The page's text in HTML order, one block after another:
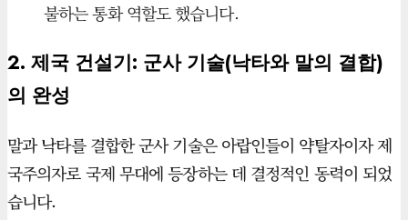
불하는 통화 역할도 했습니다.
2. 제국 건설기: 군사 기술(낙타와 말의 결합)
의 완성
말과 낙타를 결합한 군사 기술은 아랍인들이 약탈자이자 제
국주의자로 국제 무대에 등장하는 데 결정적인 동력이 되었
습니다.